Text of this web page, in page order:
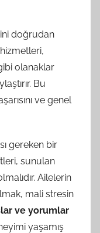
doğrudan
olanaklar
Bu
ve genel
gereken bir
sunulan
Ailelerin
mali stresin
ve yorumlar
yaşamış